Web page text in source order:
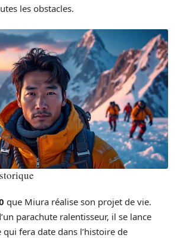
les obstacles.
que Miura réalise son projet de vie.
parachute ralentisseur, il se lance
qui fera date dans l’histoire de